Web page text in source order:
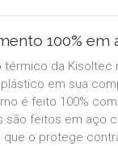
100% em
térmico da Kisoltec
em sua
é feito 100%
são feitos em aço
que o protege